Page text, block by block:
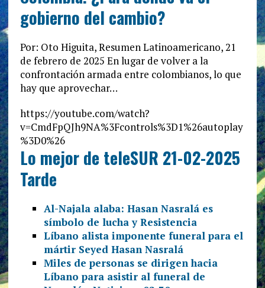
gobierno del cambio?
Por: Oto Higuita, Resumen Latinoamericano, 21
de febrero de 2025 En lugar de volver a la
confrontación armada entre colombianos, lo que
hay que aprovechar…
https://youtube.com/watch?
v=CmdFpQJh9NA%3Fcontrols%3D1%26autoplay
%3D0%26
Lo mejor de teleSUR 21-02-2025
Tarde
Al-Najala alaba: Hasan Nasralá es
símbolo de lucha y Resistencia
Líbano alista imponente funeral para el
mártir Seyed Hasan Nasralá
Miles de personas se dirigen hacia
Líbano para asistir al funeral de